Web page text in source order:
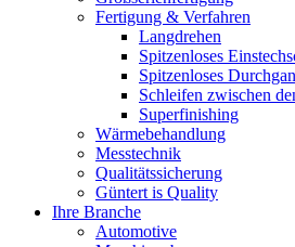
Fertigung & Verfahren
Langdrehen
Spitzenloses
Spitzenloses
Schleifen zwischen
Superfinishing
Wärmebehandlung
Messtechnik
Qualitätssicherung
Güntert is Quality
Ihre Branche
Automotive